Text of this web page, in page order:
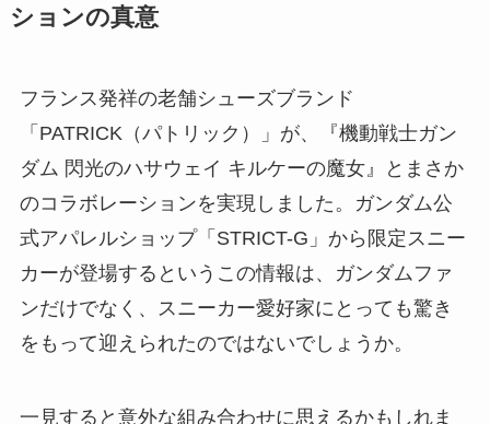
ションの真意
フランス発祥の老舗シューズブランド
「PATRICK（パトリック）」が、『機動戦士ガン
ダム 閃光のハサウェイ キルケーの魔女』とまさか
のコラボレーションを実現しました。ガンダム公
式アパレルショップ「STRICT-G」から限定スニー
カーが登場するというこの情報は、ガンダムファ
ンだけでなく、スニーカー愛好家にとっても驚き
をもって迎えられたのではないでしょうか。
一見すると意外な組み合わせに思えるかもしれま